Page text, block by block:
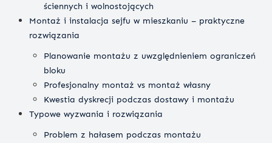
ściennych i wolnostojących
Montaż i instalacja sejfu w mieszkaniu – praktyczne
rozwiązania
Planowanie montażu z uwzględnieniem ograniczeń
bloku
Profesjonalny montaż vs montaż własny
Kwestia dyskrecji podczas dostawy i montażu
Typowe wyzwania i rozwiązania
Problem z hałasem podczas montażu